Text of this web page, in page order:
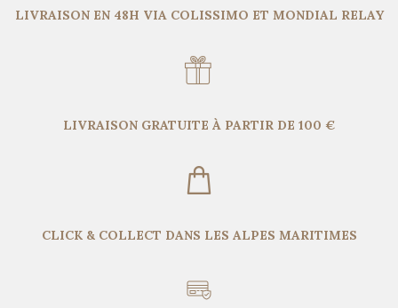
LIVRAISON EN 48H VIA COLISSIMO ET MONDIAL RELAY
LIVRAISON GRATUITE À PARTIR DE 100 €
CLICK & COLLECT DANS LES ALPES MARITIMES